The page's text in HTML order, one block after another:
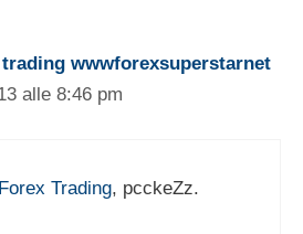
wwwforexsuperstarnet
alle 8:46 pm
Forex Trading, pcckeZz.